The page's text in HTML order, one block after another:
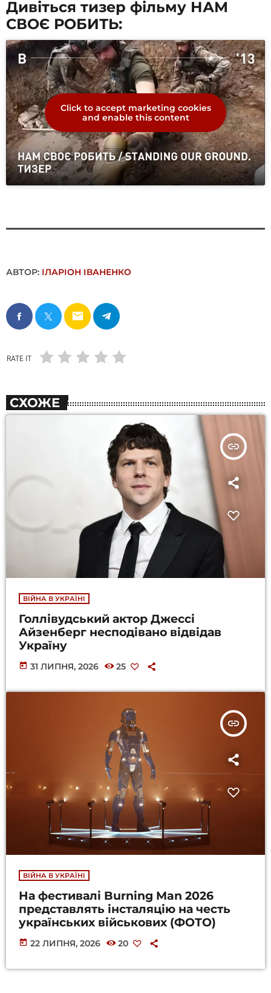
Дивіться тизер фільму НАМ
СВОЄ РОБИТЬ:
Click to accept marketing cookies
and enable this content
АВТОР: ІЛАРІОН ІВАНЕНКО
email
RATE IT
СХОЖЕ
insert_link
ВІЙНА В УКРАЇНІ
Голлівудський актор Джессі
Айзенберг несподівано відвідав
Україну
today 31 ЛИПНЯ, 2026 25
insert_link
ВІЙНА В УКРАЇНІ
На фестивалі Burning Man 2026
представлять інсталяцію на честь
українських військових (ФОТО)
today 22 ЛИПНЯ, 2026 20